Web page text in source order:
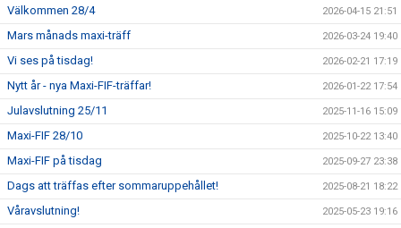
Välkommen 28/4 2026-04-15 21:51
Mars månads maxi-träff 2026-03-24 19:40
Vi ses på tisdag! 2026-02-21 17:19
Nytt år - nya Maxi-FIF-träffar! 2026-01-22 17:54
Julavslutning 25/11 2025-11-16 15:09
Maxi-FIF 28/10 2025-10-22 13:40
Maxi-FIF på tisdag 2025-09-27 23:38
Dags att träffas efter sommaruppehållet! 2025-08-21 18:22
Våravslutning! 2025-05-23 19:16